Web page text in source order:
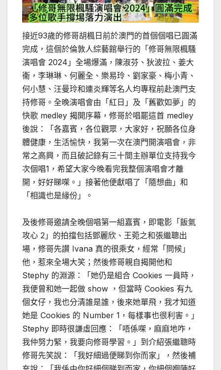
接近93歲的修哥胡楓日前於澳門的首個個唱已圓滿
完成，這個於倫敦人綜藝館舉行的「修哥無限楓騷
演唱會 2024」全場爆滿，陳淑芬、狄波拉、姜大
衞，李琳琳、何麗全、樂易玲、劉家豪、梅小青、
何小慧、汪曼玲和連炎輝等名人均專程前赴澳門支
持修哥。全晚演唱會由「紅日」及「舊歡如夢」的
快歌 medley 揭開序幕，修哥於唱罷這首 medley
後說：「各嘉賓，各位觀眾，大家好，祝願各位身
體健康，生活愉快，我第一次在澳門開演唱會，非
常之高興，而且破記錄有三十間主辦單位支持我今
次個唱1，希望大家今晚看完我整個演唱會才離
開，好好睇㗎。」接著他便獻唱了「隨想曲」和
「相識也是緣份」。
及後修哥邀請全晚個唱第一組嘉賓，即電影「飯氣
攻心 2」的拍擋包括鄧麗欣、王菀之和張繼聰出
場，修哥先讃 Ivana 真的很乘女，經常「問候」
他，惹來全場大笑；然後修哥親自揭開他和
Stephy 的淵源：「她仍是組合 Cookies 一員時，
我便曾和她一起做 show ，但當時 Cookies 有九
個女仔，我也分清誰是誰，後來她單飛，我才知道
她是 Cookies 的 Number 1，每樣事也很利害。」
Stephy 即時很謙虛回應：「唔係㗎，麻麻地咋，
我仲努力緊，我要向修哥學習。」到介紹張繼聰時
修哥先笑說：「我好細過便睇到你而家」，然後補